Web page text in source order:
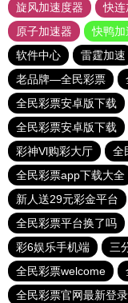
旋风加速度器
快连
原子加速器
快鸭加
软件中心
雷霆加速
老品牌—全民彩票
全民彩票安卓版下载
全民彩票安卓版下载
彩神Vl购彩大厅
全
全民彩票app下载大全
新人送29元彩金平台
全民彩票平台换了吗
彩6娱乐手机端
三
全民彩票welcome
全民彩票官网最新登